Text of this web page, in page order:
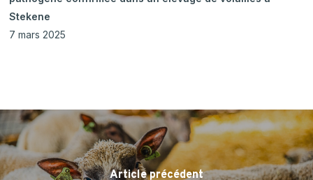
Stekene
7 mars 2025
Article précédent